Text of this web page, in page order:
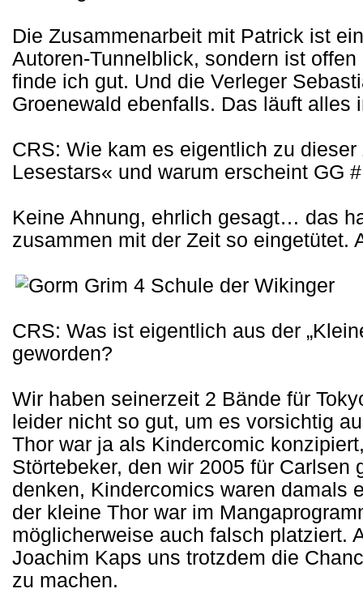
Die Zusammenarbeit mit Patrick ist
Autoren-Tunnelblick, sondern ist
finde ich gut. Und die Verleger
Groenewald ebenfalls. Das läuft alles
CRS: Wie kam es eigentlich zu
Lesestars« und warum erscheint GG
Keine Ahnung, ehrlich gesagt… das
zusammen mit der Zeit so eingetütet.
CRS: Was ist eigentlich aus der
geworden?
Wir haben seinerzeit 2 Bände für
leider nicht so gut, um es vorsichtig
Thor war ja als Kindercomic
Störtebeker, den wir 2005 für Carlsen
denken, Kindercomics waren damals
der kleine Thor war im
möglicherweise auch falsch platziert.
Joachim Kaps uns trotzdem die
zu machen.